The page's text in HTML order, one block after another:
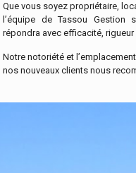
Que vous soyez propriétaire,
l’équipe de Tassou Gestion
répondra avec efficacité,
Notre notoriété et
nos nouveaux clients nous